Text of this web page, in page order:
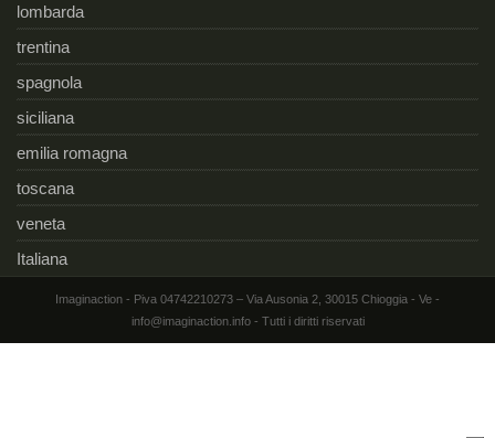
lombarda
trentina
spagnola
siciliana
emilia romagna
toscana
veneta
Italiana
Imaginaction - Piva 04742210273 – Via Ausonia 2, 30015 Chioggia - Ve -
info@imaginaction.info - Tutti i diritti riservati